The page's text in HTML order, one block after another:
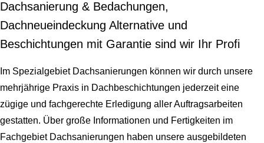
Dachsanierung & Bedachungen,
Dachneueindeckung Alternative und
Beschichtungen mit Garantie sind wir Ihr Profi
Im Spezialgebiet Dachsanierungen können wir durch unsere
mehrjährige Praxis in Dachbeschichtungen jederzeit eine
zügige und fachgerechte Erledigung aller Auftragsarbeiten
gestatten. Über große Informationen und Fertigkeiten im
Fachgebiet Dachsanierungen haben unsere ausgebildeten